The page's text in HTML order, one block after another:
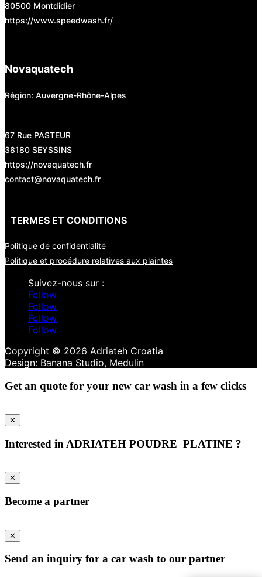
80500 Montdidier
https://www.speedwash.fr/
Novaquatech
Région: Auvergne-Rhône-Alpes
67 Rue PASTEUR
38180 SEYSSINS
https://novaquatech.fr
contact@novaquatech.fr
TERMES ET CONDITIONS
Politique de confidentialité
Politique et procédure relatives aux plaintes
Follow
Follow
Follow
Follow
Copyright © 2026 Adriateh Croatia
Get an quote for your new car wash in a few clicks
✕
Interested in ADRIATEH POUDRE PLATINE ?
✕
Become a partner
✕
Send an inquiry for a car wash to our partner